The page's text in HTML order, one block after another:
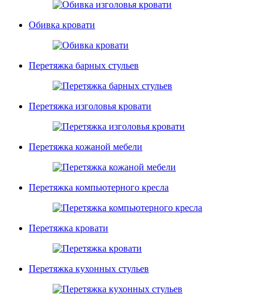
Обивка кровати
Перетяжка барных стульев
Перетяжка изголовья кровати
Перетяжка кожаной мебели
Перетяжка компьютерного кресла
Перетяжка кровати
Перетяжка кухонных стульев